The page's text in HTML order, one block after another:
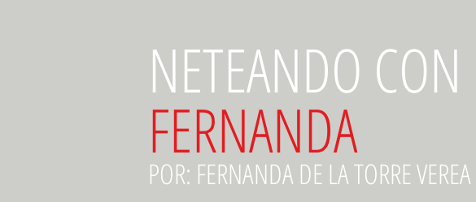
NETEANDO CON
FERNANDA
POR: FERNANDA DE LA TORRE VEREA